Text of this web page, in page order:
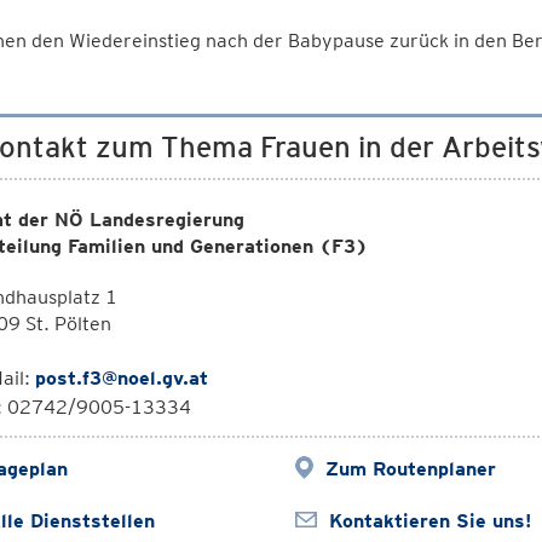
den Wiedereinstieg nach der Babypause zurück in den
zum Thema Frauen in der
der NÖ Landesregierung
Familien und Generationen (F3)
1
St. Pölten
post.f3@noel.gv.at
02742/9005-13334
Zum Routenplaner
Dienststellen Kontaktieren Sie uns!